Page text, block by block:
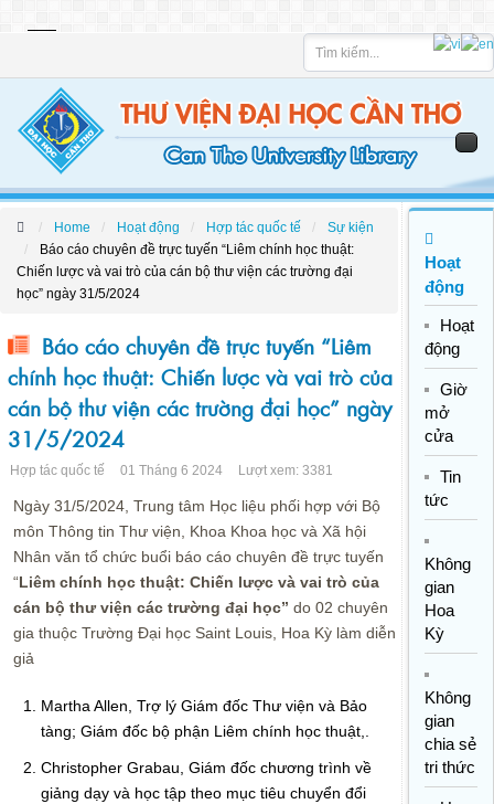
Home Hoạt động Hợp tác quốc tế
Sự kiện
Báo cáo chuyên đề trực tuyến “Liêm chính học thuật:
Chiến lược và vai trò của cán bộ thư viện các trường đại
học” ngày 31/5/2024
Báo cáo chuyên đề trực tuyến “Liêm
chính học thuật: Chiến lược và vai trò của
cán bộ thư viện các trường đại học” ngày
31/5/2024
Hợp tác quốc tế 01 Tháng 6 2024 Lượt xem: 3381
Ngày 31/5/2024, Trung tâm Học liệu phối hợp với Bộ
môn Thông tin Thư viện, Khoa Khoa học và Xã hội
Nhân văn tổ chức buổi báo cáo chuyên đề trực tuyến
“Liêm chính học thuật: Chiến lược và vai trò của
cán bộ thư viện các trường đại học” do 02 chuyên
gia thuộc Trường Đại học Saint Louis, Hoa Kỳ làm diễn
giả
Martha Allen, Trợ lý Giám đốc Thư viện và Bảo
tàng; Giám đốc bộ phận Liêm chính học thuật,.
Christopher Grabau, Giám đốc chương trình về
giảng dạy và học tập theo mục tiêu chuyển đổi
Hoạt
động
Hoạt
động
Giờ
mở
cửa
Tin
tức
Không
gian
Hoa
Kỳ
Không
gian
chia sẻ
tri thức